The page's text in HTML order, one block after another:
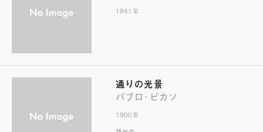
1941年
通りの光景
パブロ･ピカソ
1900年